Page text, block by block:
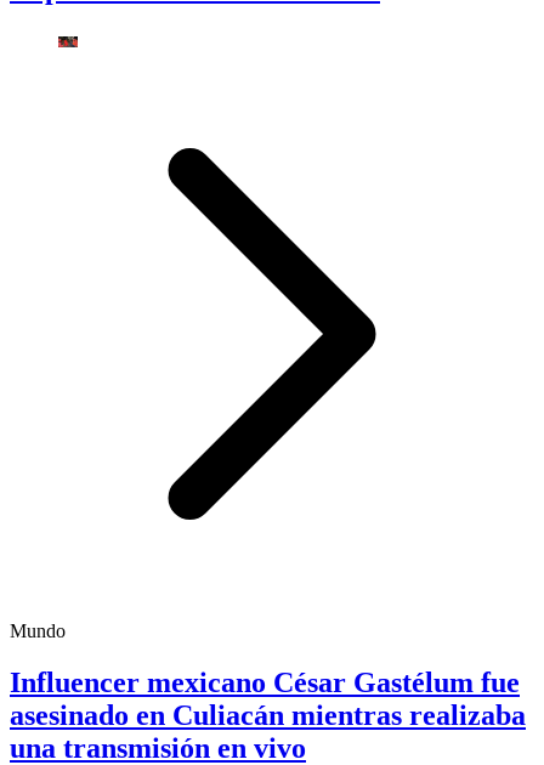
Mundo
Influencer mexicano César Gastélum fue
asesinado en Culiacán mientras realizaba
una transmisión en vivo